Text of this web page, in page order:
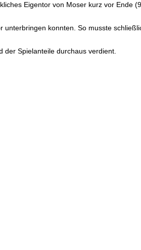
Eigentor von Moser kurz vor Ende
konnten. So musste
der Spielanteile durchaus verdient.